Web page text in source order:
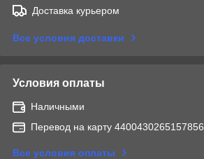
Доставка курьером
Все условия доставки
Условия оплаты
Наличными
Перевод на карту 4400430265157856
Все условия оплаты